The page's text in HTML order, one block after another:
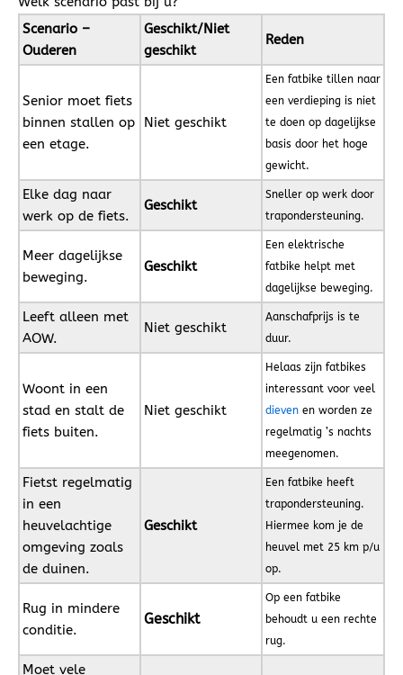
Scenario –
Ouderen
Geschikt/Niet
geschikt
Reden
Senior moet fiets
binnen stallen op
een etage.
Niet geschikt
Een fatbike tillen naar
een verdieping is niet
te doen op dagelijkse
basis door het hoge
gewicht.
Elke dag naar
werk op de fiets.
Geschikt
Sneller op werk door
trapondersteuning.
Meer dagelijkse
beweging.
Geschikt
Een elektrische
fatbike helpt met
dagelijkse beweging.
Leeft alleen met
AOW.
Niet geschikt
Aanschafprijs is te
duur.
Woont in een
stad en stalt de
fiets buiten.
Niet geschikt
Helaas zijn fatbikes
interessant voor veel
dieven en worden ze
regelmatig ’s nachts
meegenomen.
Fietst regelmatig
in een
heuvelachtige
omgeving zoals
de duinen.
Geschikt
Een fatbike heeft
trapondersteuning.
Hiermee kom je de
heuvel met 25 km p/u
op.
Rug in mindere
conditie.
Geschikt
Op een fatbike
behoudt u een rechte
rug.
Moet vele